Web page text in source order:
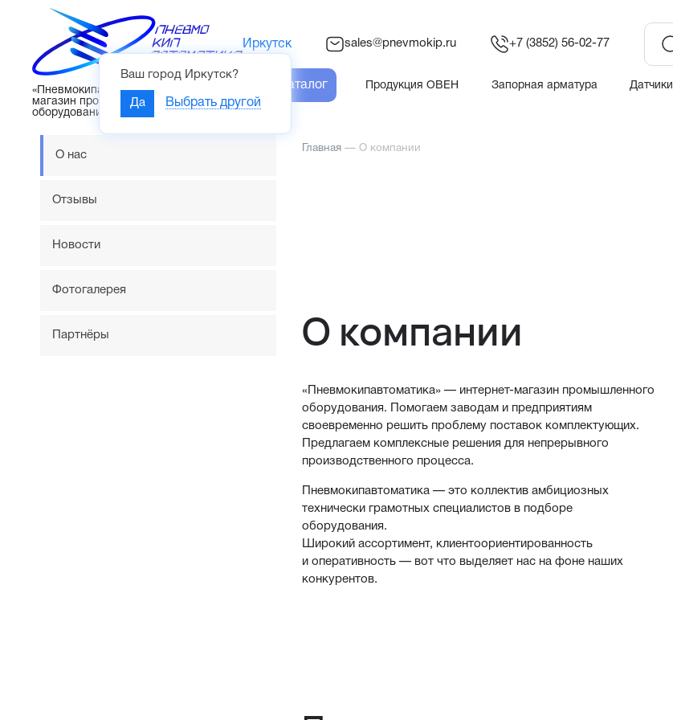
«Пневмокипавтоматика» – интернет-
магазин промышленного
оборудования
Иркутск
Ваш город Иркутск?
Да Выбрать другой
sales@pnevmokip.ru +7 (3852) 56-02-77
Каталог Продукция ОВЕН Запорная арматура Датчики
О нас
Отзывы
Новости
Фотогалерея
Партнёры
Главная — О компании
О компании
«Пневмокипавтоматика» — интернет-магазин промышленного
оборудования. Помогаем заводам и предприятиям
своевременно решить проблему поставок комплектующих.
Предлагаем комплексные решения для непрерывного
производственного процесса.
Пневмокипавтоматика — это коллектив амбициозных
технически грамотных специалистов в подборе
оборудования.
Широкий ассортимент, клиентоориентированность
и оперативность — вот что выделяет нас на фоне наших
конкурентов.